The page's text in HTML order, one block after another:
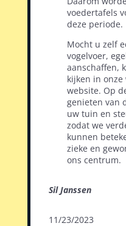
voedertafels
deze periode.
Mocht u zelf
vogelvoer,
aanschaffen,
kijken in onze
website. Op
genieten van
uw tuin en
zodat we
kunnen
zieke en
ons centrum.
Sil Janssen
11/23/2023